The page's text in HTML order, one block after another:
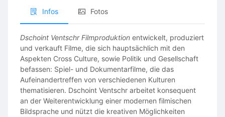
Infos Fotos
Dschoint Ventschr Filmproduktion entwickelt, produziert
und verkauft Filme, die sich hauptsächlich mit den
Aspekten Cross Culture, sowie Politik und Gesellschaft
befassen: Spiel- und Dokumentarfilme, die das
Aufeinandertreffen von verschiedenen Kulturen
thematisieren. Dschoint Ventschr arbeitet konsequent
an der Weiterentwicklung einer modernen filmischen
Bildsprache und nützt die kreativen Möglichkeiten